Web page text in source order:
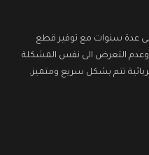
عدة سنوات مع توفير قطع
وعدم التعرض الى نفس المشكلة
تتم بشكل سريع ومتميز.